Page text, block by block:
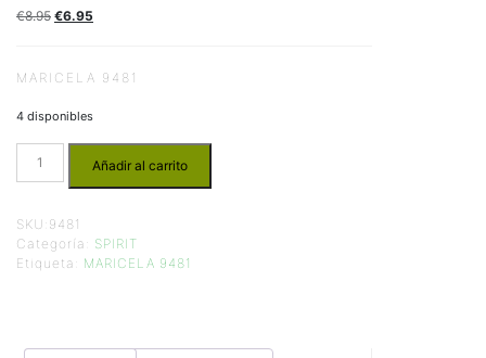
€8.95 €6.95
MARICELA 9481
4 disponibles
Añadir al carrito
SKU: 9481
Categoría: SPIRIT
Etiqueta: MARICELA 9481